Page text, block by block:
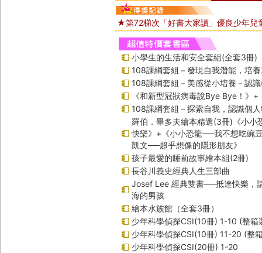
★第72梯次「好書大家讀」優良少年兒
小學生的生活和安全套組(全套3冊)
108課綱套組－發現自我潛能，培
108課綱套組－美感從小培養－認
《和新型冠狀病毒說Bye Bye！》
108課綱套組－探索自我，認識個
羅伯．畢多夫繪本精選(3冊)《小小
快樂》+《小小恐龍──我不想吃豌
凱文──超乎想像的隱形朋友》
孩子最愛的睡前故事繪本組(2冊)
長谷川義史經典人生三部曲
Josef Lee 經典雙書──抵達快樂，
海的男孩
繪本水族館（全套3冊）
少年科學偵探CSI(10冊) 1-10 (整箱
少年科學偵探CSI(10冊) 11-20 (整
少年科學偵探CSI(20冊) 1-20